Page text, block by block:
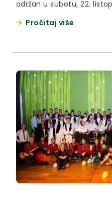
održan u subotu, 22.
Pročitaj više